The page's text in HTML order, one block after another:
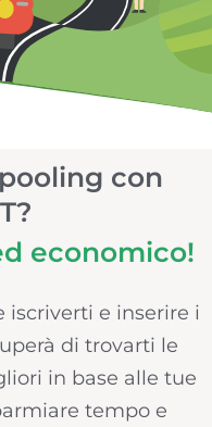
con
economico!
iscriverti e inserire i
di trovarti le
in base alle tue
tempo e